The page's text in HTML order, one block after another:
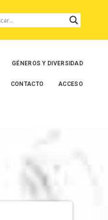
GÉNEROS Y DIVERSIDAD
CONTACTO ACCESO